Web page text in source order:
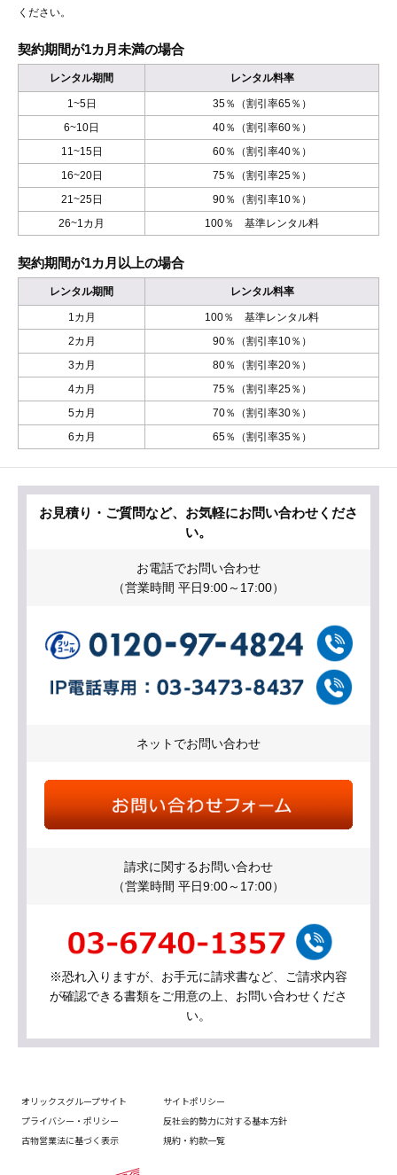
ください。
契約期間が1カ月未満の場合
レンタル期間 レンタル料率
1~5日
35％（割引率65％）
6~10日
40％（割引率60％）
11~15日
60％（割引率40％）
16~20日
75％（割引率25％）
21~25日
90％（割引率10％）
26~1カ月
100％ 基準レンタル料
契約期間が1カ月以上の場合
レンタル期間 レンタル料率
1カ月
100％ 基準レンタル料
2カ月
90％（割引率10％）
3カ月
80％（割引率20％）
4カ月
75％（割引率25％）
5カ月
70％（割引率30％）
6カ月
65％（割引率35％）
お見積り・ご質問など、お気軽にお問い合わせくださ
い。
お電話でお問い合わせ
（営業時間 平日9:00～17:00）
ネットでお問い合わせ
請求に関するお問い合わせ
（営業時間 平日9:00～17:00）
※恐れ入りますが、お手元に請求書など、ご請求内容
が確認できる書類をご用意の上、お問い合わせくださ
い。
オリックスグループサイト
サイトポリシー
プライバシー・ポリシー
反社会的勢力に対する基本方針
古物営業法に基づく表示
規約・約款一覧